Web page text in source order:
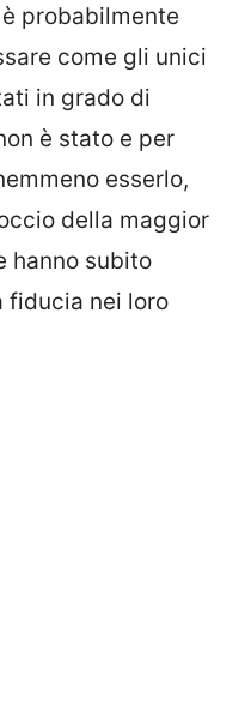
probabilmente
come gli unici
in grado di
è stato e per
esserlo,
della maggior
hanno subito
fiducia nei loro